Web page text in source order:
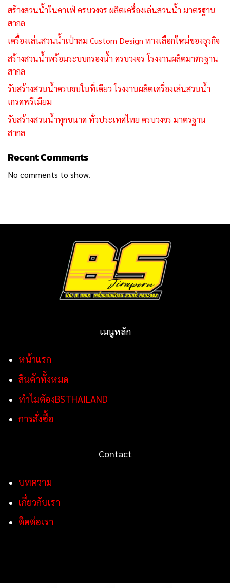
สร้างสวนน้ำในคาเฟ่ ครบวงจร ผลิตเครื่องเล่นสวนน้ำ มาตรฐาน
สากล
เครื่องเล่นสวนน้ำเป่าลม Custom Design ทางเลือกใหม่ของธุรกิจ
สร้างสวนน้ำพร้อมระบบกรองน้ำ ครบวงจร โรงงานผลิตมาตรฐาน
สากล
รับสร้างสวนน้ำครบจบในที่เดียว โรงงานผลิตเครื่องเล่นสวนน้ำ
เกรดพรีเมียม
รับสร้างสวนน้ำทุกขนาด ทั่วประเทศไทย ครบวงจร มาตรฐาน
สากล
Recent Comments
No comments to show.
เมนูหลัก
หน้าแรก
สินค้าทั้งหมด
ทำไมต้องBSTHAILAND
การสั่งซื้อ
Contact
บทความ
เกี่ยวกับเรา
ติดต่อเรา